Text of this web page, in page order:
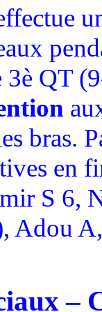
3è QT
bras.
en
S 6,
Adou
–